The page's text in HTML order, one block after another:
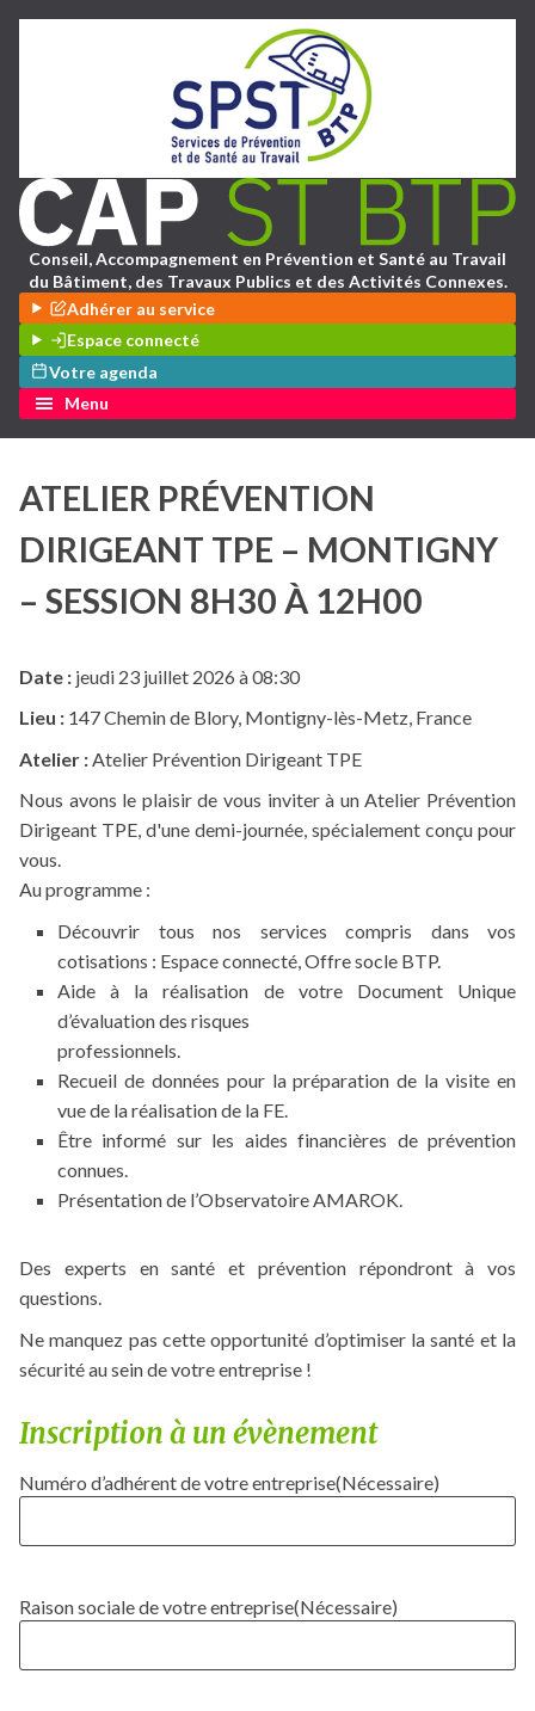
Conseil, Accompagnement en Prévention et Santé au Travail
du Bâtiment, des Travaux Publics et des Activités Connexes.
Adhérer au service
Espace connecté
Votre agenda
Menu
ATELIER PRÉVENTION
DIRIGEANT TPE – MONTIGNY
– SESSION 8H30 À 12H00
Date : jeudi 23 juillet 2026 à 08:30
Lieu : 147 Chemin de Blory, Montigny-lès-Metz, France
Atelier :Atelier Prévention Dirigeant TPE
Nous avons le plaisir de vous inviter à un Atelier Prévention
Dirigeant TPE, d'une demi-journée, spécialement conçu pour
vous.
Au programme :
Découvrir tous nos services compris dans vos
cotisations : Espace connecté, Offre socle BTP.
Aide à la réalisation de votre Document Unique
d’évaluation des risques
professionnels.
Recueil de données pour la préparation de la visite en
vue de la réalisation de la FE.
Être informé sur les aides financières de prévention
connues.
Présentation de l’Observatoire AMAROK.
Des experts en santé et prévention répondront à vos
questions.
Ne manquez pas cette opportunité d’optimiser la santé et la
sécurité au sein de votre entreprise !
Inscription à un évènement
Numéro d’adhérent de votre entreprise(Nécessaire)
Raison sociale de votre entreprise(Nécessaire)